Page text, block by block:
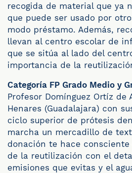
recogida de material que ya
que puede ser usado por
modo préstamo. Además,
llevan al centro escolar de
que se sitúa al lado del
importancia de la
Categoría FP Grado Medio y
Profesor Domínguez Ortíz de
Henares (Guadalajara) con
ciclo superior de prótesis
marcha un mercadillo de
donación te hace
de la reutilización con el
emisiones que evitas y el